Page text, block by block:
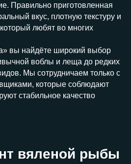
Правильно приготовленная
вкус, плотную текстуру и
любят во многих
вы найдёте широкий выбор
воблы и леща до редких
Мы сотрудничаем только с
которые соблюдают
стабильное качество
вяленой рыбы